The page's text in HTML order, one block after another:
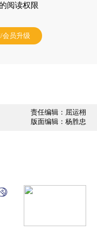
阅读权限
会员升级
责任编辑：屈运栩
版面编辑：杨胜忠